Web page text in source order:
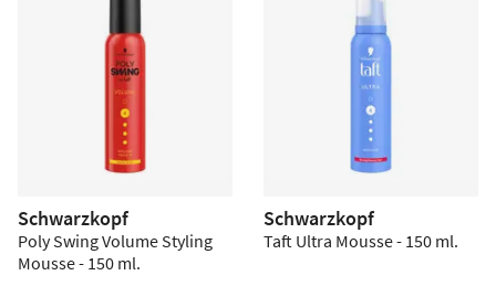
Schwarzkopf
Poly Swing Volume Styling
Mousse - 150 ml.
Schwarzkopf
Taft Ultra Mousse - 150 ml.